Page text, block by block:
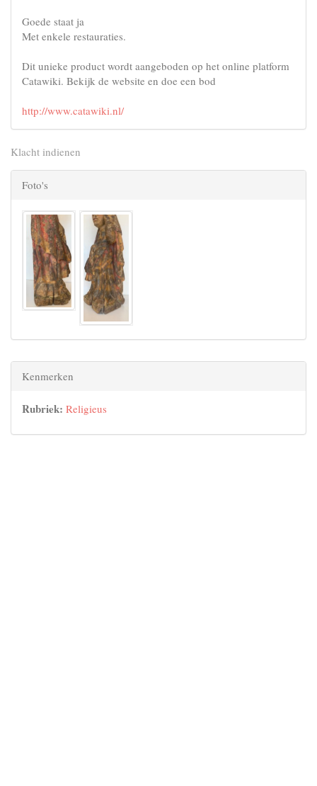
Goede staat ja
Met enkele restauraties.
Dit unieke product wordt aangeboden op het online platform
Catawiki. Bekijk de website en doe een bod
http://www.catawiki.nl/
Klacht indienen
Foto's
Kenmerken
Rubriek: Religieus